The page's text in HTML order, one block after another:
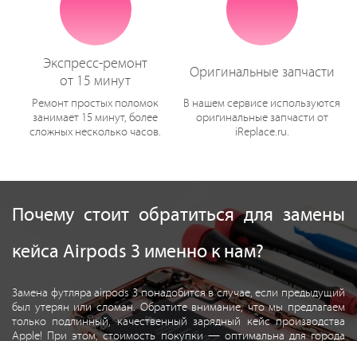
Экспресс-ремонт
от 15 минут
Ремонт простых поломок
занимает 15 минут, более
сложных несколько часов.
Оригинальные запчасти
В нашем сервисе используются
оригинальные запчасти от
iReplace.ru.
Почему стоит обратиться для замены
кейса Аirpods 3 именно к нам?
Замена футляра airpods 3 понадобится в случае, если предыдущий
был утерян или сломан. Обратите внимание, что мы предлагаем
только подлинный, качественный зарядный кейс производства
Apple! При этом, стоимость покупки — оптимальна для города